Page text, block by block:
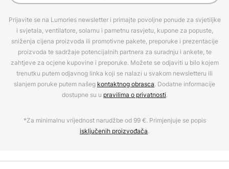
Prijavite se na Lumories newsletter i primajte povoljne ponude za svjetiljke
i svjetala, ventilatore, solarnu i pametnu rasvjetu, kupone za popuste,
sniženja cijena proizvoda ili promotivne pakete, preporuke i prezentacije
proizvoda te sadržaje potencijalnih partnera za suradnju i ankete, te
zahtjeve za ocjene kupovine i preporuke. Možete se odjaviti u bilo kojem
trenutku putem odjavnog linka koji se nalazi u svakom newsletteru ili
slanjem poruke putem našeg kontaktnog obrasca. Dodatne informacije
dostupne su u pravilima o privatnosti.
*Za minimalnu vrijednost narudžbe od 99 €. Primjenjuje se popis
isključenih proizvođača.